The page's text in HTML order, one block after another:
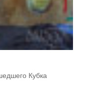
Кубка